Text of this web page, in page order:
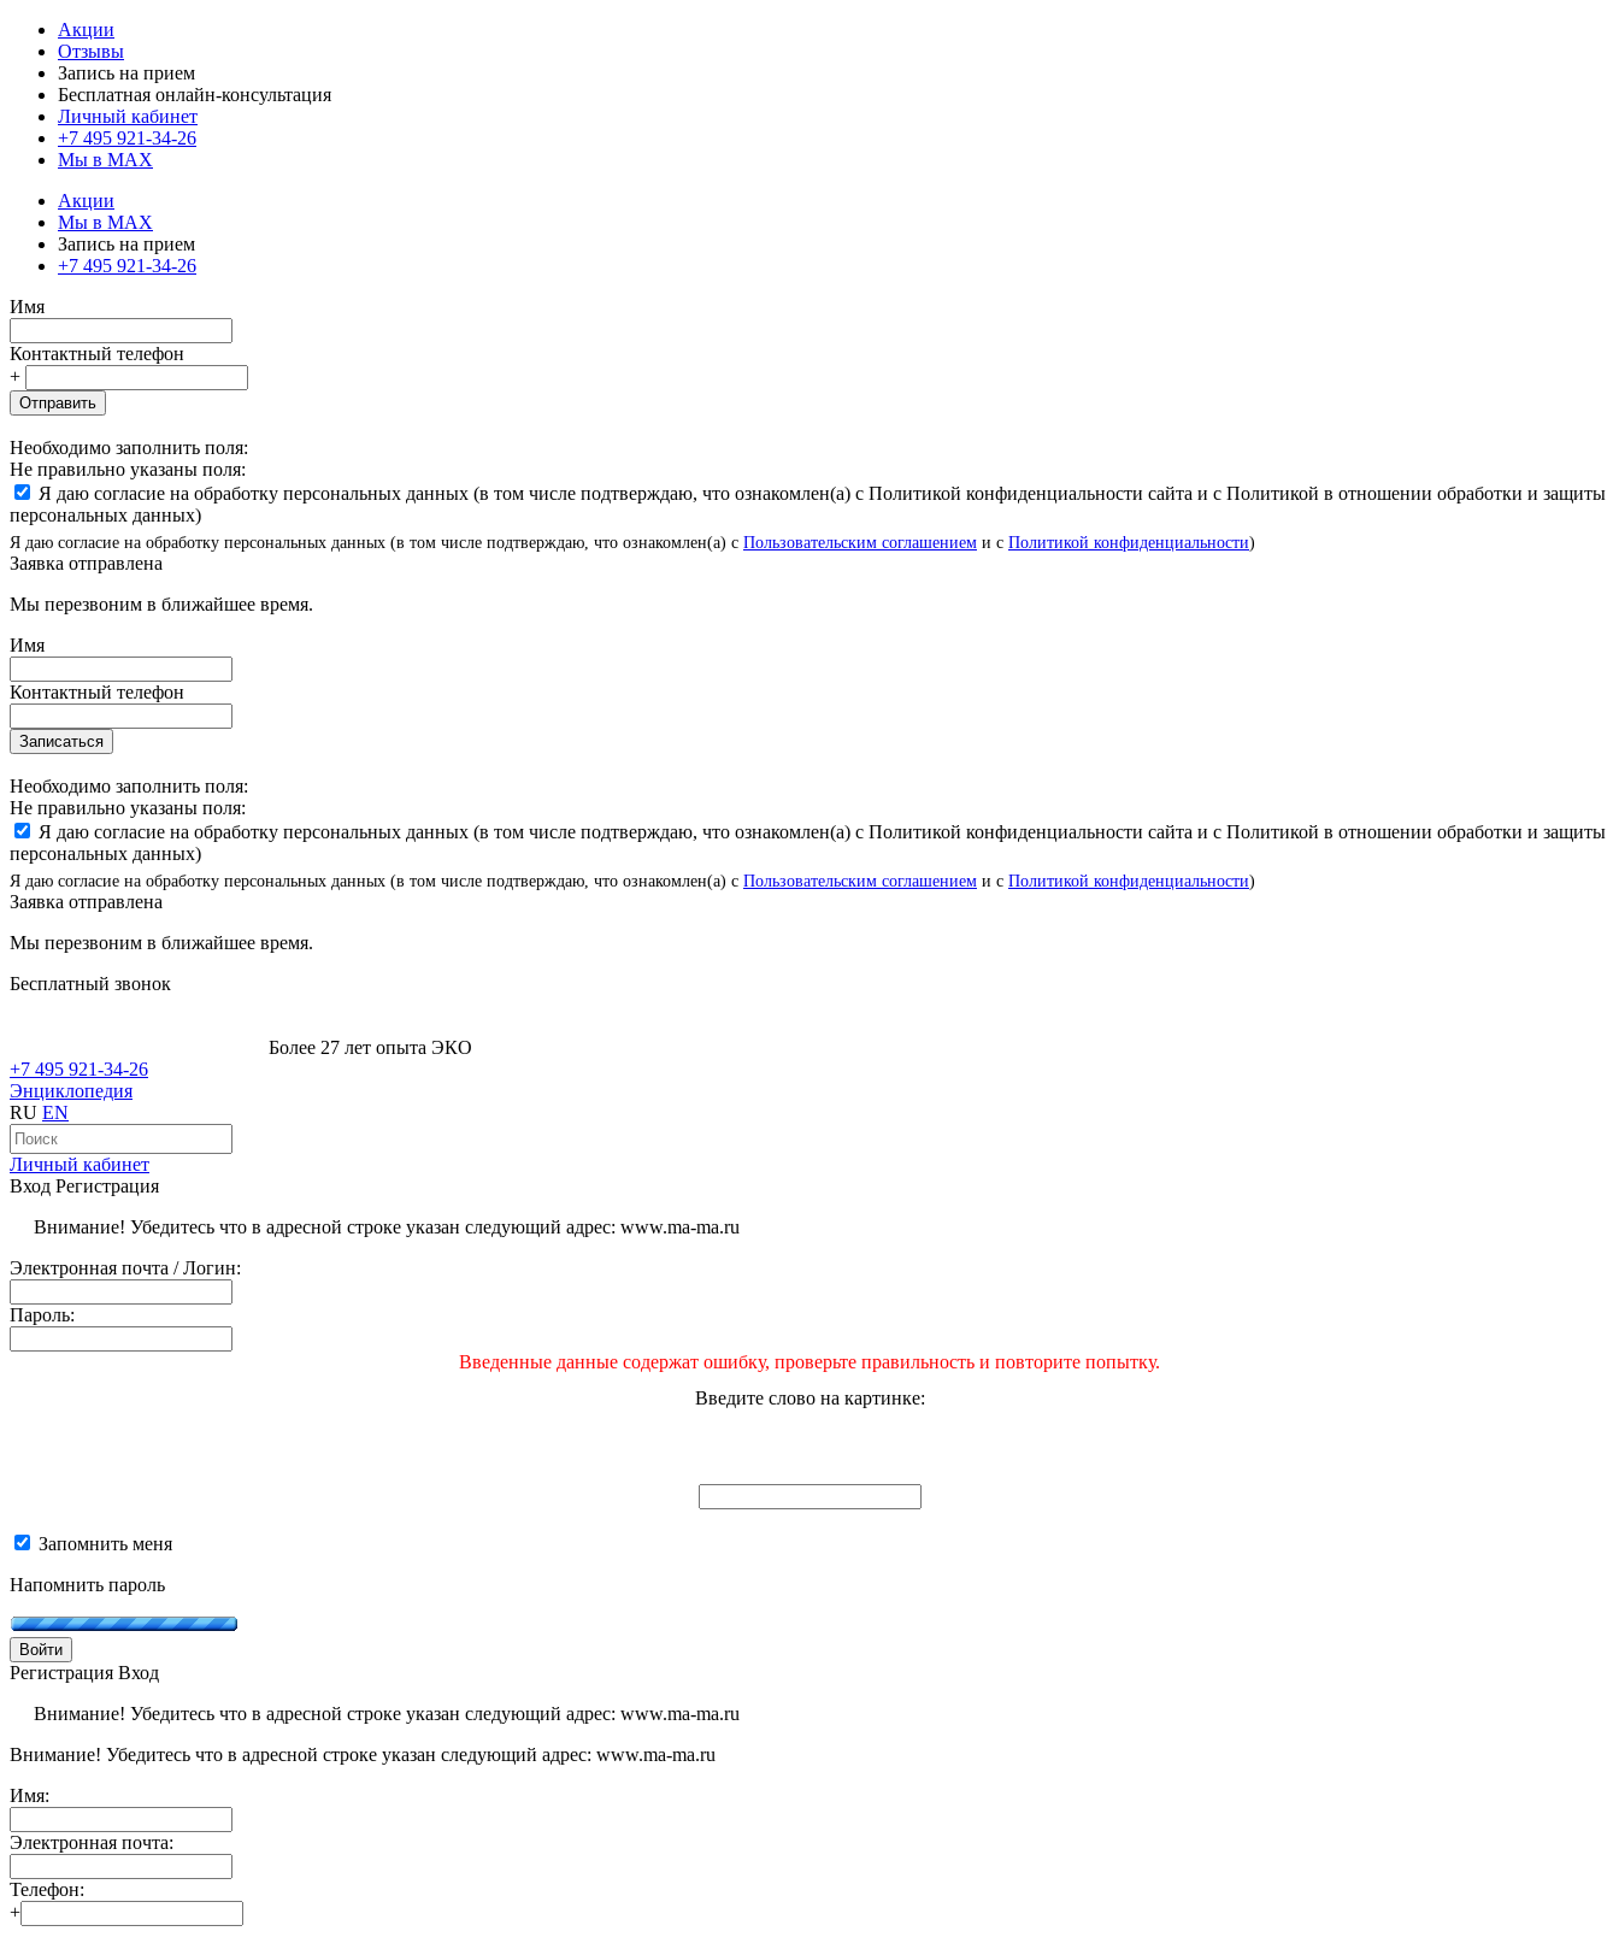
Акции
Отзывы
Запись на прием
Бесплатная онлайн-консультация
Личный кабинет
+7 495 921-34-26
Мы в MAX
Акции
Мы в MAX
Запись на прием
+7 495 921-34-26
Имя
Контактный телефон
+
Отправить
Необходимо заполнить поля:
Не правильно указаны поля:
Я даю согласие на обработку персональных данных (в том числе подтверждаю, что ознакомлен(а) с Политикой конфиденциальности сайта и с Политикой в отношении обработки и защиты
персональных данных)
Я даю согласие на обработку персональных данных (в том числе подтверждаю, что ознакомлен(а) с Пользовательским соглашением и с Политикой конфиденциальности)
Заявка отправлена
Мы перезвоним в ближайшее время.
Имя
Контактный телефон
Записаться
Необходимо заполнить поля:
Не правильно указаны поля:
Я даю согласие на обработку персональных данных (в том числе подтверждаю, что ознакомлен(а) с Политикой конфиденциальности сайта и с Политикой в отношении обработки и защиты
персональных данных)
Я даю согласие на обработку персональных данных (в том числе подтверждаю, что ознакомлен(а) с Пользовательским соглашением и с Политикой конфиденциальности)
Заявка отправлена
Мы перезвоним в ближайшее время.
Бесплатный звонок
Более 27 лет опыта ЭКО
+7 495 921-34-26
Энциклопедия
RU EN
Личный кабинет
Вход Регистрация
Внимание! Убедитесь что в адресной строке указан следующий адрес: www.ma-ma.ru
Электронная почта / Логин:
Пароль:
Введенные данные содержат ошибку, проверьте правильность и повторите попытку.
Введите слово на картинке:
Запомнить меня
Напомнить пароль
Войти
Регистрация Вход
Внимание! Убедитесь что в адресной строке указан следующий адрес: www.ma-ma.ru
Внимание! Убедитесь что в адресной строке указан следующий адрес: www.ma-ma.ru
Имя:
Электронная почта:
Телефон:
+